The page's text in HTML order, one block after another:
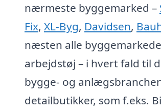
nærmeste byggemarked –
Fix, XL-Byg, Davidsen,
næsten alle
arbejdstøj – i hvert fald til
bygge- og
detailbutikker, som f.eks.